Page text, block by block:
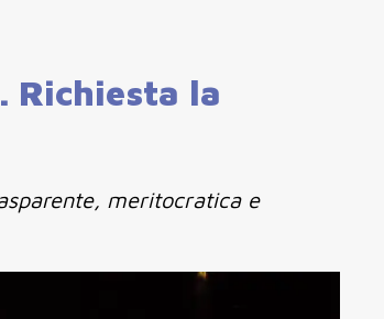
Richiesta la
meritocratica e